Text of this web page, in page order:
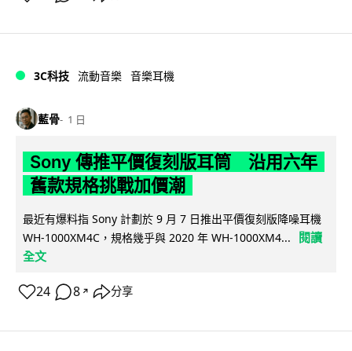
3C科技 流動音樂 音樂耳機
藍骨 1 日
Sony 傳推平價復刻版耳筒 沿用六年
舊款規格挑戰加價潮
最近有爆料指 Sony 計劃於 9 月 7 日推出平價復刻版降噪耳機
WH-1000XM4C，規格幾乎與 2020 年 WH-1000XM4...
閱讀
全文
24 8 ↗ 分享